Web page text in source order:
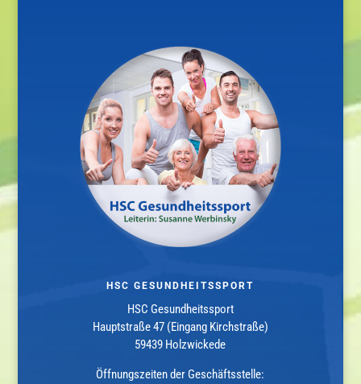
HSC GESUNDHEITSSPORT
HSC Gesundheitssport
Hauptstraße 47 (Eingang Kirchstraße)
59439 Holzwickede
Öffnungszeiten der Geschäftsstelle: